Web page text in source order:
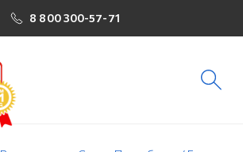
8 800 300-57-71